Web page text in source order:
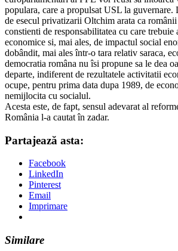
populara, care a propulsat USL la guvernare.
de esecul privatizarii Oltchim arata ca
constienti de responsabilitatea cu care trebuie
economice si, mai ales, de impactul social
dobândit, mai ales într-o tara relativ saraca,
democratia româna nu îsi propune sa le dea
departe, indiferent de rezultatele activitatii
ocupe, pentru prima data dupa 1989, de
nemijlocita cu socialul.
Acesta este, de fapt, sensul adevarat al
România l-a cautat în zadar.
Partajează asta:
Facebook
LinkedIn
Pinterest
Email
Imprimare
Similare